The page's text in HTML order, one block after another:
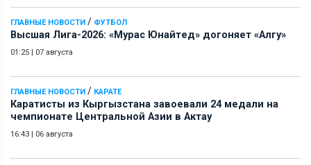
ГЛАВНЫЕ НОВОСТИ / ФУТБОЛ
Высшая Лига-2026: «Мурас Юнайтед» догоняет «Алгу»
01:25 07 августа
ГЛАВНЫЕ НОВОСТИ / КАРАТЕ
Каратисты из Кыргызстана завоевали 24 медали на
чемпионате Центральной Азии в Актау
16:43 06 августа